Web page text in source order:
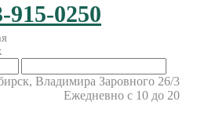
915-0250
Владимира Заровного 26/3
Ежедневно с 10 до 20